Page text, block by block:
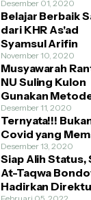
Desember 01, 2020
Belajar Berbaik
dari KHR As'ad
Syamsul Arifin
November 10, 2020
Musyawarah
NU Suling Kulon
Gunakan
AHWA dan
Desember 11, 2020
Ternyata!!!
Covid yang
Desember 13, 2020
Siap Alih Status,
At-Taqwa
Hadirkan